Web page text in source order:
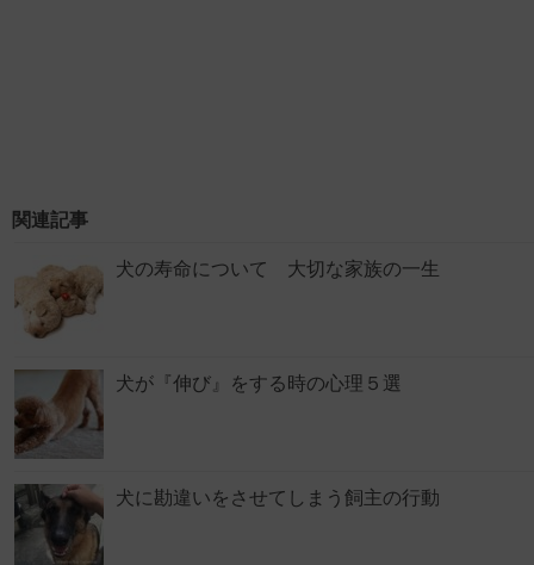
関連記事
犬の寿命について 大切な家族の一生
犬が『伸び』をする時の心理５選
犬に勘違いをさせてしまう飼主の行動